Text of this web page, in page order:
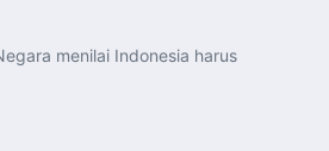
menilai Indonesia harus